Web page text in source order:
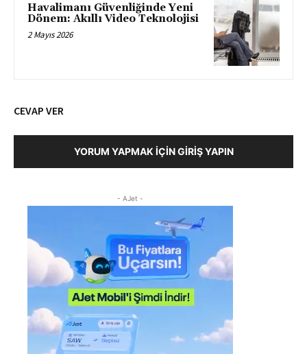
Havalimanı Güvenliğinde Yeni
Dönem: Akıllı Video Teknolojisi
2 Mayıs 2026
CEVAP VER
YORUM YAPMAK İÇIN GIRIŞ YAPIN
- AJet -